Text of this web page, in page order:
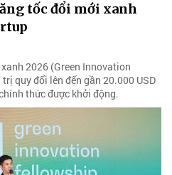
tốc đổi mới xanh
2026 (Green Innovation
quy đổi lên đến gần 20.000 USD
thức được khởi động.